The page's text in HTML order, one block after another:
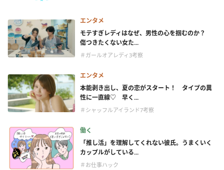
エンタメ
モテすぎレディはなぜ、男性の心を掴むのか？
傷つきたくない女た...
＃ガールオアレディ3考察
エンタメ
本能剥き出し、夏の恋がスタート！ タイプの異
性に一直線♡ 早く...
＃シャッフルアイランド7考察
働く
「推し活」を理解してくれない彼氏。うまくいく
カップルがしている...
＃お仕事ハック